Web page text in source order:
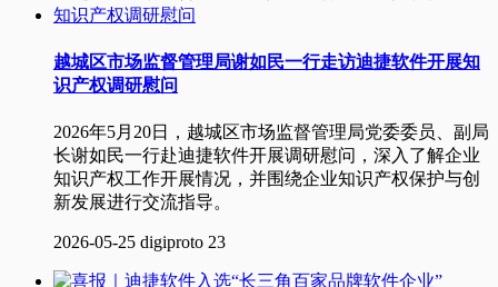
越城区市场监督管理局谢如民一行走访迪捷软件开展知
识产权调研慰问
2026年5月20日，越城区市场监督管理局党委委员、副局
长谢如民一行赴迪捷软件开展调研慰问，深入了解企业
知识产权工作开展情况，并围绕企业知识产权保护与创
新发展进行交流指导。
2026-05-25 digiproto 23